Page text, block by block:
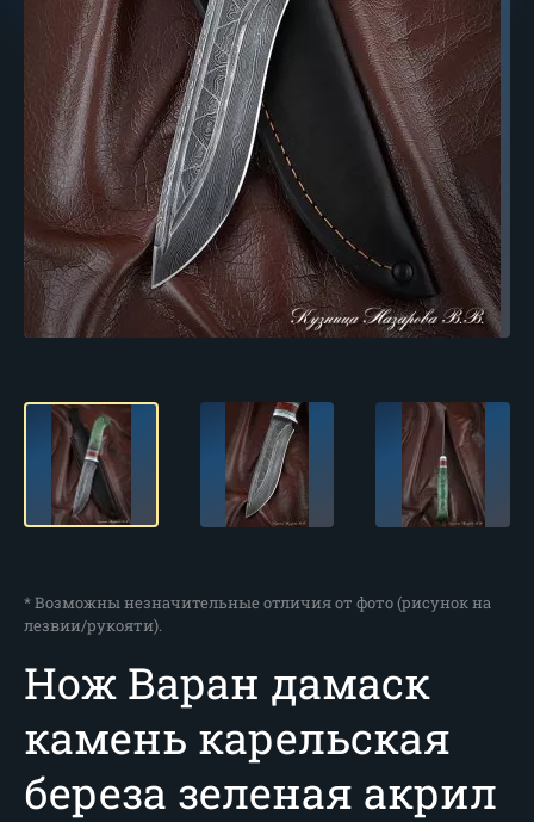
* Возможны незначительные отличия от фото (рисунок на
лезвии/рукояти).
Нож Варан дамаск
камень карельская
береза зеленая акрил